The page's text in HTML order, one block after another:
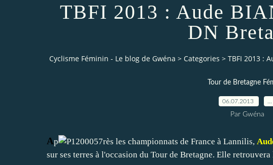
TBFI 2013 : Aude
DN
Cyclisme Féminin - Le blog de Gwéna > Categories > TBFI 2013 :
Tour de Bretagne
06.07.2013
Par Gwéna
Ap rès les championnats de France à Lannilis,
sur ses terres à l'occasion du Tour de Bretagne. Elle